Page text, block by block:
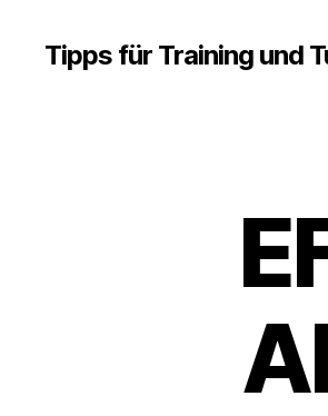
Tipps für Training und